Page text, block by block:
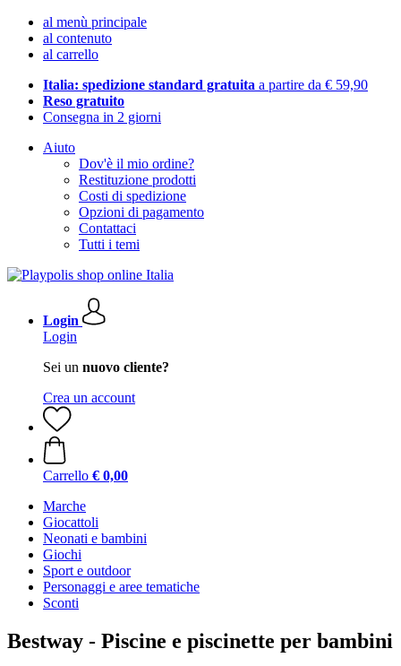
al menù principale
al contenuto
al carrello
Italia: spedizione standard gratuita a partire da € 59,90
Reso gratuito
Consegna in 2 giorni
Aiuto
Dov'è il mio ordine?
Restituzione prodotti
Costi di spedizione
Opzioni di pagamento
Contattaci
Tutti i temi
Login
Login
Sei un nuovo cliente?
Crea un account
Carrello € 0,00
Marche
Giocattoli
Neonati e bambini
Giochi
Sport e outdoor
Personaggi e aree tematiche
Sconti
Bestway - Piscine e piscinette per bambini